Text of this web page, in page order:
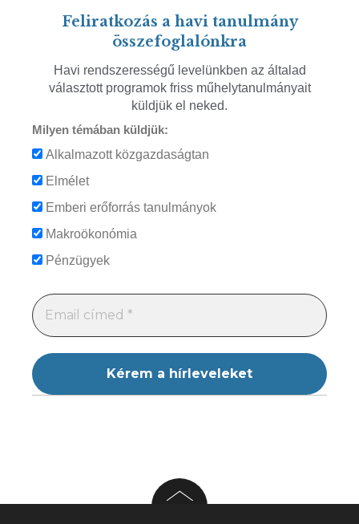
Feliratkozás a havi tanulmány
összefoglalónkra
Havi rendszerességű levelünkben az általad
választott programok friss műhelytanulmányait
küldjük el neked.
Milyen témában küldjük:
Alkalmazott közgazdaságtan
Elmélet
Emberi erőforrás tanulmányok
Makroökonómia
Pénzügyek